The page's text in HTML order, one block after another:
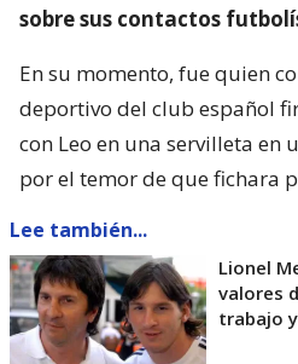
sobre sus contactos
En su momento, fue quien
deportivo del club español
con Leo en una servilleta en
por el temor de que fichara
Lee también...
Lionel
valores
trabajo